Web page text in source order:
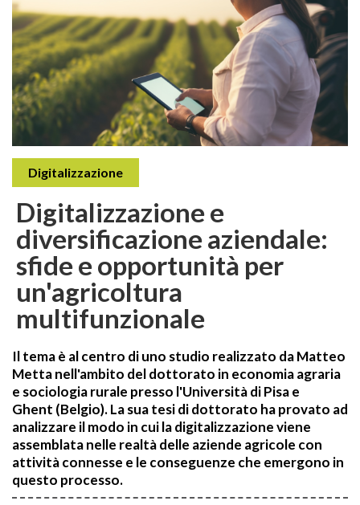
Digitalizzazione
Digitalizzazione e
diversificazione aziendale:
sfide e opportunità per
un'agricoltura
multifunzionale
Il tema è al centro di uno studio realizzato da Matteo
Metta nell'ambito del dottorato in economia agraria
e sociologia rurale presso l'Università di Pisa e
Ghent (Belgio). La sua tesi di dottorato ha provato ad
analizzare il modo in cui la digitalizzazione viene
assemblata nelle realtà delle aziende agricole con
attività connesse e le conseguenze che emergono in
questo processo.